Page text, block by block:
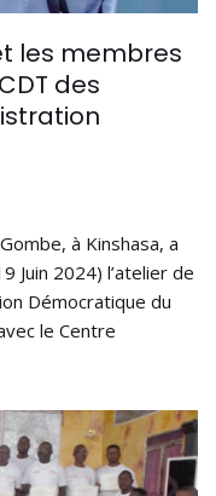
les membres
des
à Kinshasa, a
Juin 2024) l’atelier de
Démocratique du
le Centre